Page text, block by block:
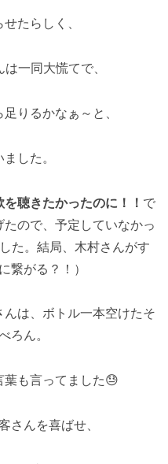
たらしく、
一同大慌てで、
りるかなぁ～と、
した。
を聴きたかったのに！！ で
ので、予定していなかっ
た。結局、木村さんがす
繋がる？！）
は、ボトル一本空けたそ
ろん。
葉も言ってました😓
さんを喜ばせ、